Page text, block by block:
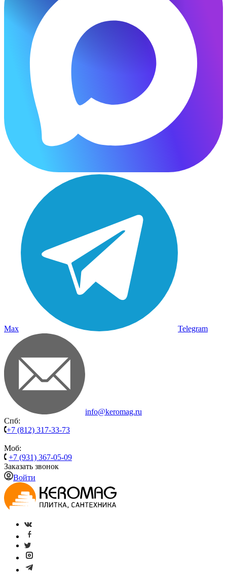
Max Telegram
info@keromag.ru
Спб:
+7 (812) 317-33-73
Моб:
+7 (931) 367-05-09
Заказать звонок
Войти